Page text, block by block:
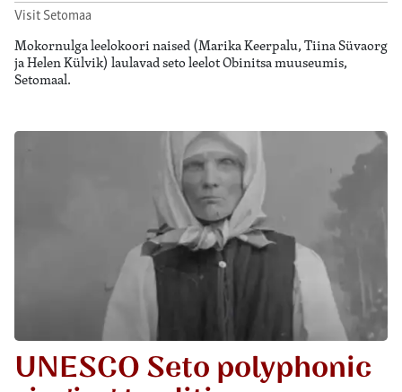
Visit Setomaa
Mokornulga leelokoori naised (Marika Keerpalu, Tiina Süvaorg
ja Helen Külvik) laulavad seto leelot Obinitsa muuseumis,
Setomaal.
UNESCO Seto polyphonic